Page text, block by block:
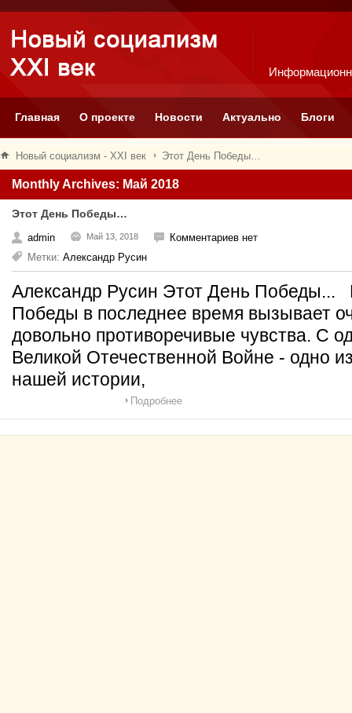
Главная О проекте Новости Актуально Блоги
Новый социализм - XXI век Этот День Победы…
Monthly Archives: Май 2018
Этот День Победы…
admin Май 13, 2018
Комментариев нет
Метки: Александр Русин
Александр Русин Этот День Победы...
Победы в последнее время вызывает
довольно противоречивые чувства. С
Великой Отечественной Войне - одно
нашей истории,
Подробнее